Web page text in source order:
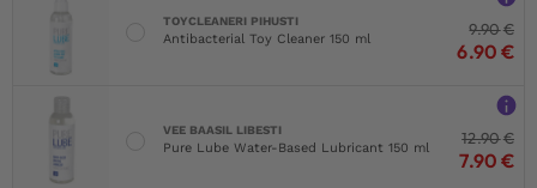
TOYCLEANERI PIHUSTI
Antibacterial Toy Cleaner 150 ml
9.90€
6.90 €
VEE BAASIL LIBESTI
Pure Lube Water-Based Lubricant 150 ml
12.90€
7.90 €